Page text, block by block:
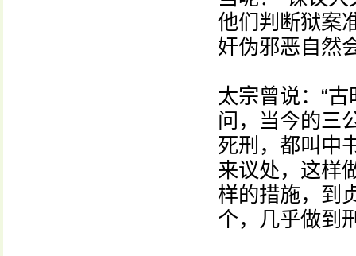
他们判断狱案
奸伪邪恶自然
太宗曾说：“
问，当今的三
死刑，都叫中
来议处，这样
样的措施，到
个，几乎做到